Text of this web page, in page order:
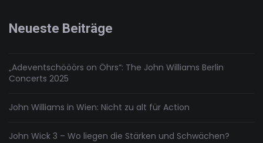
Neueste Beiträge
„Adeventschööörs on Öhrs“: The John Williams Berlin
Concerts 2025
John Williams in Wien: Nicht zu alt für Action
John Wick 3 – Wo liegen die Stärken und Schwächen?